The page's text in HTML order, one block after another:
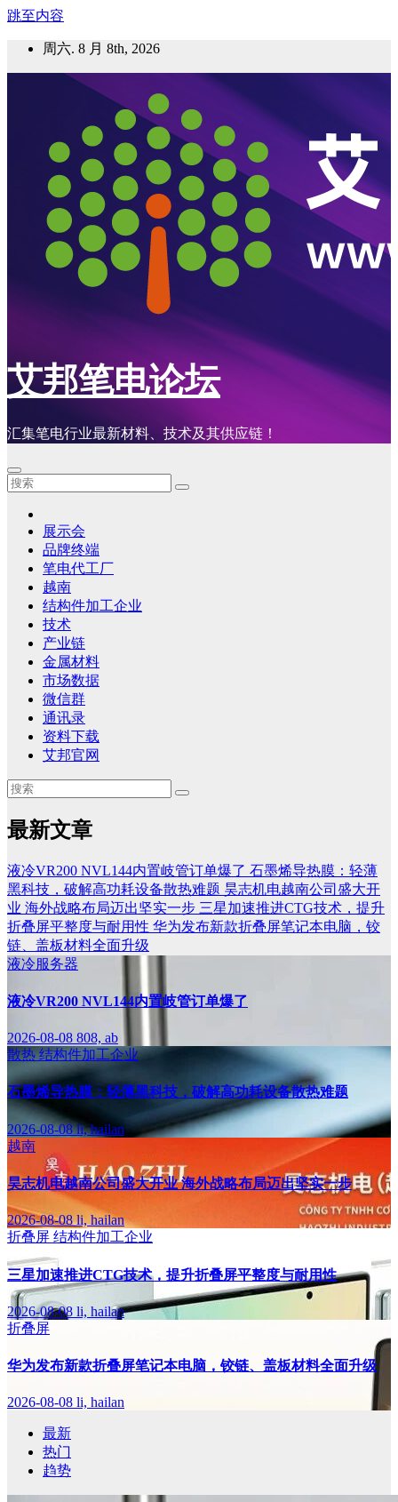
跳至内容
周六. 8 月 8th, 2026
艾邦笔电论坛
汇集笔电行业最新材料、技术及其供应链！
展示会
品牌终端
笔电代工厂
越南
结构件加工企业
技术
产业链
金属材料
市场数据
微信群
通讯录
资料下载
艾邦官网
最新文章
液冷VR200 NVL144内置岐管订单爆了 石墨烯导热膜：轻薄
黑科技，破解高功耗设备散热难题 昊志机电越南公司盛大开
业 海外战略布局迈出坚实一步 三星加速推进CTG技术，提升
折叠屏平整度与耐用性 华为发布新款折叠屏笔记本电脑，铰
链、盖板材料全面升级
液冷服务器
液冷VR200 NVL144内置岐管订单爆了
2026-08-08 808, ab
散热 结构件加工企业
石墨烯导热膜：轻薄黑科技，破解高功耗设备散热难题
2026-08-08li, hailan
越南
昊志机电越南公司盛大开业 海外战略布局迈出坚实一步
2026-08-08li, hailan
折叠屏 结构件加工企业
三星加速推进CTG技术，提升折叠屏平整度与耐用性
2026-08-08 li, hailan
折叠屏
华为发布新款折叠屏笔记本电脑，铰链、盖板材料全面升级
2026-08-08 li, hailan
最新
热门
趋势